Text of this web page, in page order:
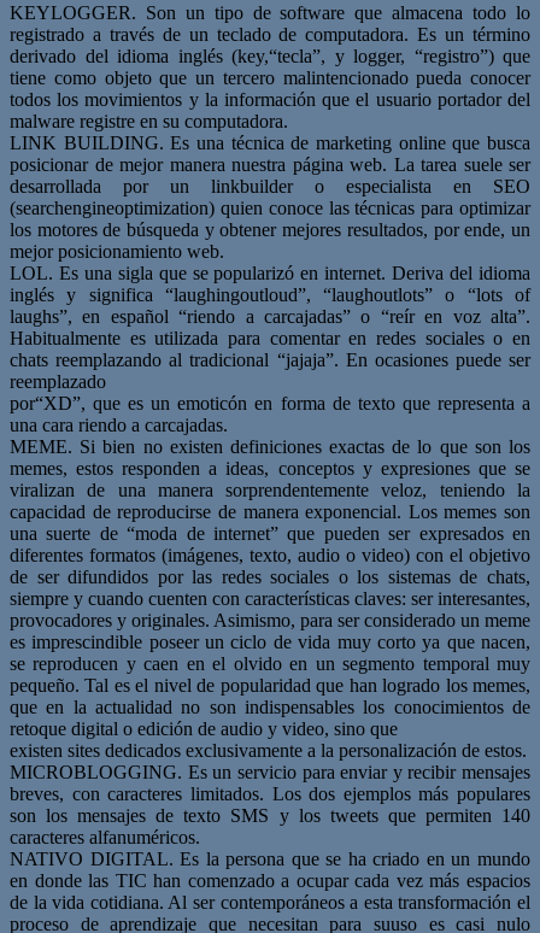
KEYLOGGER. Son un tipo de software que almacena todo lo
registrado a través de un teclado de computadora. Es un término
derivado del idioma inglés (key,“tecla”, y logger, “registro”) que
tiene como objeto que un tercero malintencionado pueda conocer
todos los movimientos y la información que el usuario portador del
malware registre en su computadora.
LINK BUILDING. Es una técnica de marketing online que busca
posicionar de mejor manera nuestra página web. La tarea suele ser
desarrollada por un linkbuilder o especialista en SEO
(searchengineoptimization) quien conoce las técnicas para optimizar
los motores de búsqueda y obtener mejores resultados, por ende, un
mejor posicionamiento web.
LOL. Es una sigla que se popularizó en internet. Deriva del idioma
inglés y significa “laughingoutloud”, “laughoutlots” o “lots of
laughs”, en español “riendo a carcajadas” o “reír en voz alta”.
Habitualmente es utilizada para comentar en redes sociales o en
chats reemplazando al tradicional “jajaja”. En ocasiones puede ser
reemplazado
por“XD”, que es un emoticón en forma de texto que representa a
una cara riendo a carcajadas.
MEME. Si bien no existen definiciones exactas de lo que son los
memes, estos responden a ideas, conceptos y expresiones que se
viralizan de una manera sorprendentemente veloz, teniendo la
capacidad de reproducirse de manera exponencial. Los memes son
una suerte de “moda de internet” que pueden ser expresados en
diferentes formatos (imágenes, texto, audio o video) con el objetivo
de ser difundidos por las redes sociales o los sistemas de chats,
siempre y cuando cuenten con características claves: ser interesantes,
provocadores y originales. Asimismo, para ser considerado un meme
es imprescindible poseer un ciclo de vida muy corto ya que nacen,
se reproducen y caen en el olvido en un segmento temporal muy
pequeño. Tal es el nivel de popularidad que han logrado los memes,
que en la actualidad no son indispensables los conocimientos de
retoque digital o edición de audio y video, sino que
existen sites dedicados exclusivamente a la personalización de estos.
MICROBLOGGING. Es un servicio para enviar y recibir mensajes
breves, con caracteres limitados. Los dos ejemplos más populares
son los mensajes de texto SMS y los tweets que permiten 140
caracteres alfanuméricos.
NATIVO DIGITAL. Es la persona que se ha criado en un mundo
en donde las TIC han comenzado a ocupar cada vez más espacios
de la vida cotidiana. Al ser contemporáneos a esta transformación el
proceso de aprendizaje que necesitan para suuso es casi nulo